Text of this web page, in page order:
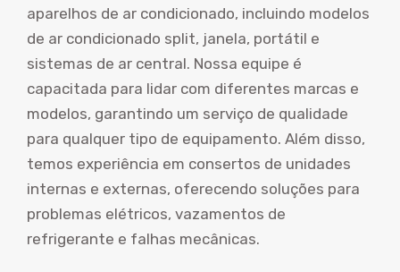
aparelhos de ar condicionado, incluindo modelos
de ar condicionado split, janela, portátil e
sistemas de ar central. Nossa equipe é
capacitada para lidar com diferentes marcas e
modelos, garantindo um serviço de qualidade
para qualquer tipo de equipamento. Além disso,
temos experiência em consertos de unidades
internas e externas, oferecendo soluções para
problemas elétricos, vazamentos de
refrigerante e falhas mecânicas.